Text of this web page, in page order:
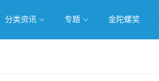
分类资讯 专题 金陀螺奖